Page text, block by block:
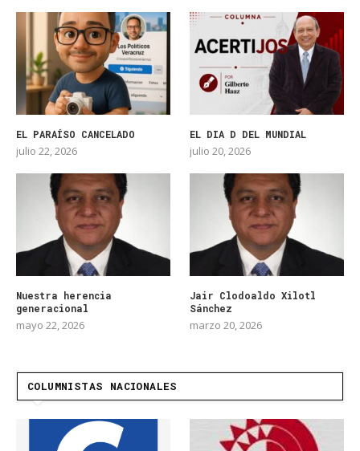
EL PARAÍSO CANCELADO
julio 22, 2026
EL DIA D DEL MUNDIAL
julio 20, 2026
Nuestra herencia
generacional
mayo 22, 2026
Jair Clodoaldo Xilotl
Sánchez
marzo 20, 2026
COLUMNISTAS NACIONALES